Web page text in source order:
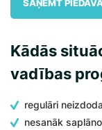
SAŅEMT
Kādās
vadības
regulāri
nesanāk